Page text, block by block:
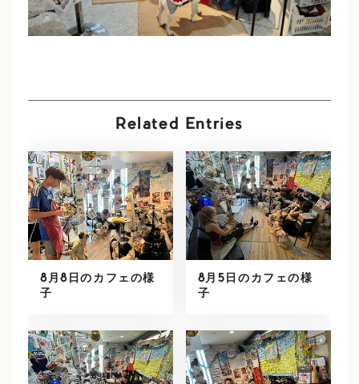
Related Entries
8月8日のカフェの様
子
8月5日のカフェの様
子